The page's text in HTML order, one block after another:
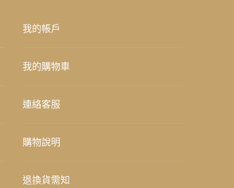
我的帳戶
我的購物車
連絡客服
購物說明
退換貨需知